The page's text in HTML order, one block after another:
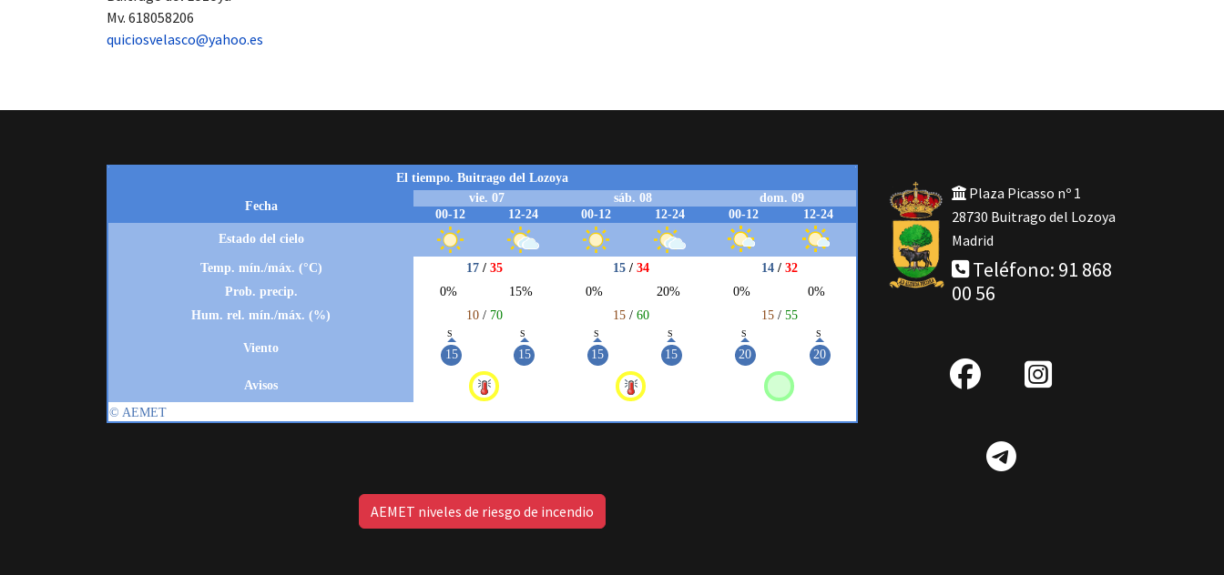
Mv. 618058206
quiciosvelasco@yahoo.es
AEMET niveles de riesgo de incendio
Plaza Picasso nº 1
28730 Buitrago del Lozoya
Madrid
Teléfono: 91 868
00 56
fab
facebook
IG
Telegram